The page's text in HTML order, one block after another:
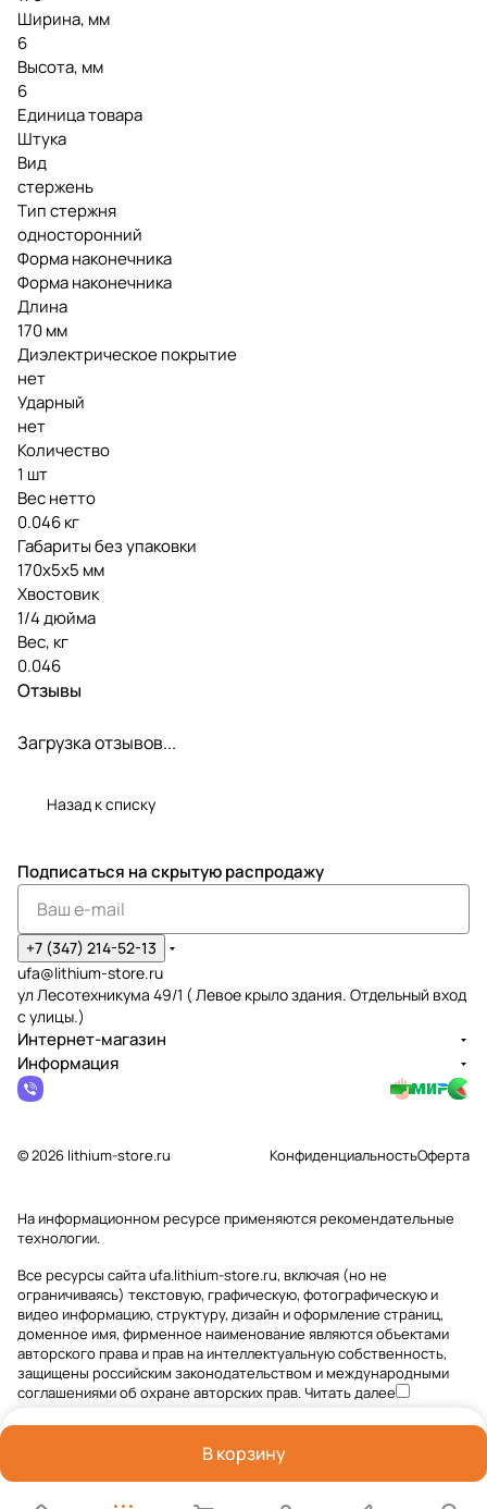
Ширина, мм
6
Высота, мм
6
Единица товара
Штука
Вид
стержень
Тип стержня
односторонний
Форма наконечника
Форма наконечника
Длина
170 мм
Диэлектрическое покрытие
нет
Ударный
нет
Количество
1 шт
Вес нетто
0.046 кг
Габариты без упаковки
170х5х5 мм
Хвостовик
1/4 дюйма
Вес, кг
0.046
Отзывы
Загрузка отзывов...
Назад к списку
В корзину
Подписаться на скрытую распродажу
+7 (347) 214-52-13
ufa@lithium-store.ru
ул Лесотехникума 49/1 ( Левое крыло здания. Отдельный вход
с улицы.)
Интернет-магазин
Информация
© 2026 lithium-store.ru КонфиденциальностьОферта
На информационном ресурсе применяютсярекомендательные
технологии.
Все ресурсы сайта ufa.lithium-store.ru, включая (но не
ограничиваясь) текстовую, графическую, фотографическую и
видео информацию, структуру, дизайн и оформление страниц,
доменное имя, фирменное наименование являются объектами
авторского права и прав на интеллектуальную собственность,
защищены российским законодательством и международными
соглашениями об охране авторских прав.Читать далее